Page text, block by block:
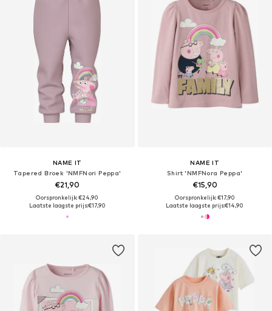
NAME IT
Tapered Broek 'NMFNori Peppa'
€21,90
Oorspronkelijk: €24,90
Laatste laagste prijs:€17,90
NAME IT
Shirt 'NMFNora Peppa'
€15,90
Oorspronkelijk: €17,90
Laatste laagste prijs:€14,90